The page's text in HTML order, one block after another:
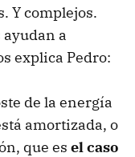
Y complejos.
a
explica Pedro:
de la energía
amortizada, o
que es el caso